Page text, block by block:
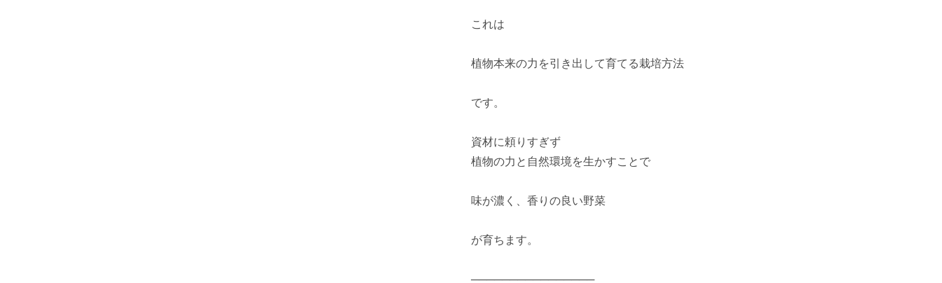
これは
植物本来の力を引き出して育てる栽培方法
です。
資材に頼りすぎず
植物の力と自然環境を生かすことで
味が濃く、香りの良い野菜
が育ちます。
────────────────